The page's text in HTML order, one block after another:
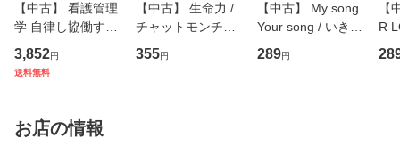
【中古】 看護管理
学 自律し協働する
専門職の看護マネ
ジメントスキル 改
恵 藤本幸三 / 南江
堂 [単行
3,852円
送料無料
【中古】 生命力 /
チャットモンチー /
キューンレコード
[CD]【メール便送
355円
【中古】 My song
Your song / いきも
のがかり / [CD]
【メール便送料無
289円
【
R
産
お店の情報